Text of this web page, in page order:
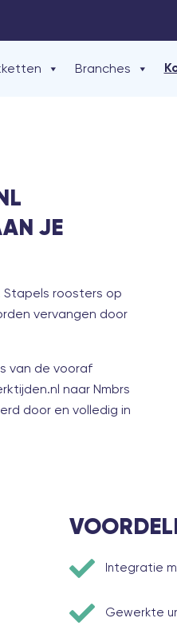
Branches
JE
Stapels roosters op
vervangen door
van de vooraf
naar Nmbrs
door en volledig in
Integratie
Gewerkte